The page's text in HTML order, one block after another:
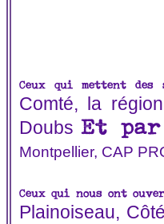
Ceux qui mettent
Comté, la
DoubsEt par
Montpellier, CAP
Ceux qui nous ont
Plainoiseau,